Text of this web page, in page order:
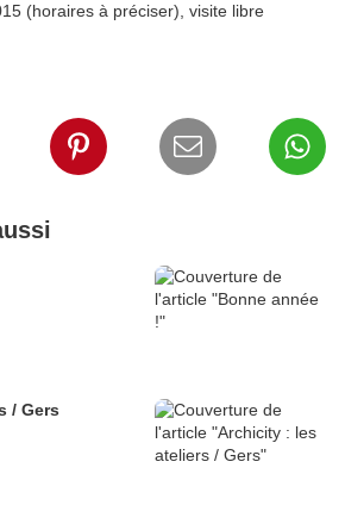
(horaires à préciser), visite libre
/ Gers